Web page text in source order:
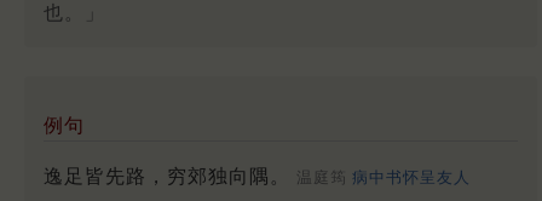
也。」
例句
逸足皆先路，穷郊独向隅。 温庭筠 病中书怀呈友人